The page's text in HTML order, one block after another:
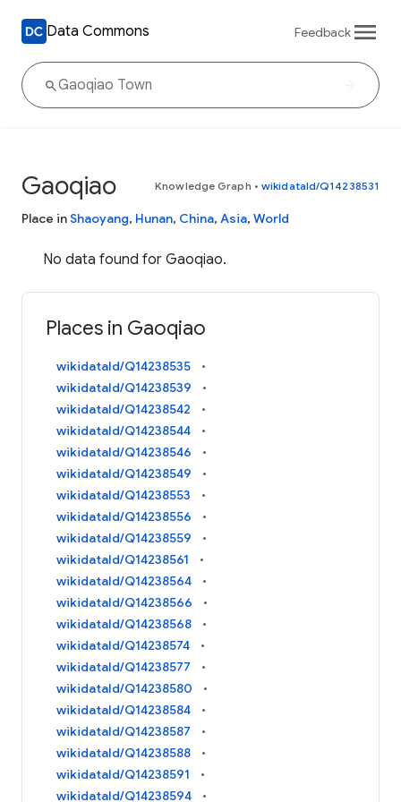
Data Commons Feedback
Gaoqiao Knowledge Graph • wikidataId/Q14238531
Place inShaoyang, Hunan, China, Asia, World
No data found for Gaoqiao.
Places in Gaoqiao
wikidataId/Q14238535
wikidataId/Q14238539
wikidataId/Q14238542
wikidataId/Q14238544
wikidataId/Q14238546
wikidataId/Q14238549
wikidataId/Q14238553
wikidataId/Q14238556
wikidataId/Q14238559
wikidataId/Q14238561
wikidataId/Q14238564
wikidataId/Q14238566
wikidataId/Q14238568
wikidataId/Q14238574
wikidataId/Q14238577
wikidataId/Q14238580
wikidataId/Q14238584
wikidataId/Q14238587
wikidataId/Q14238588
wikidataId/Q14238591
wikidataId/Q14238594